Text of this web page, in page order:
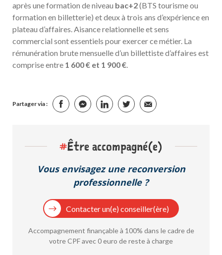
après une formation de niveau bac+2(BTS tourisme ou
formation en billetterie) et deux à trois ans d’expérience en
plateau d’affaires. Aisance relationnelle et sens
commercial sont essentiels pour exercer ce métier. La
rémunération brute mensuelle d’un billettiste d’affaires est
comprise entre 1 600 € et 1 900 €.
Partager via :
#Être accompagné(e)
Vous envisagez une reconversion
professionnelle ?
Contacter un(e) conseiller(ère)
Accompagnement finançable à 100% dans le cadre de
votre CPF avec 0 euro de reste à charge